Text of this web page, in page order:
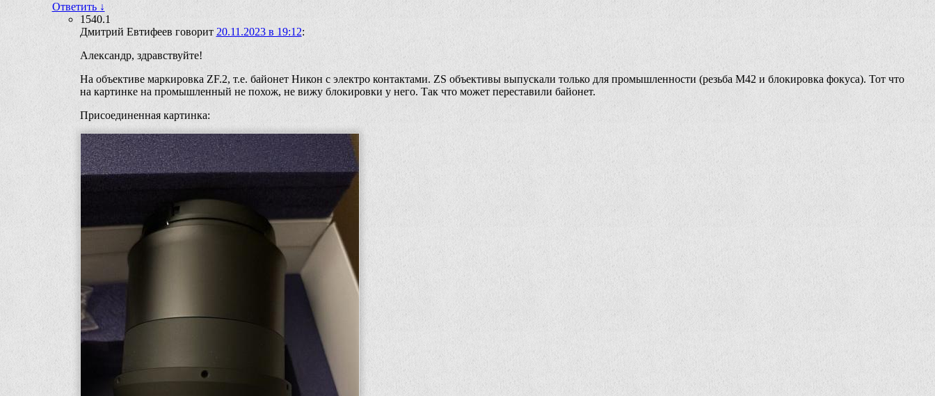
Ответить ↓
1540.1
Дмитрий Евтифеев говорит 20.11.2023 в 19:12:
Александр, здравствуйте!
На объективе маркировка ZF.2, т.е. байонет Никон с электро контактами. ZS объективы выпускали только для промышленности (резьба М42 и блокировка фокуса). Тот что
на картинке на промышленный не похож, не вижу блокировки у него. Так что может переставили байонет.
Присоединенная картинка: